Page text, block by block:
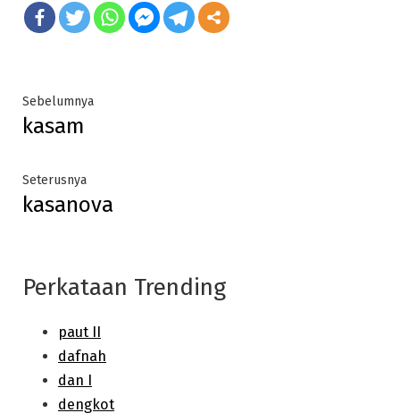
Post
navigation
SebelumnyaPrevious
kasam
SeterusnyaNext
post:
kasanova
Perkataan Trending